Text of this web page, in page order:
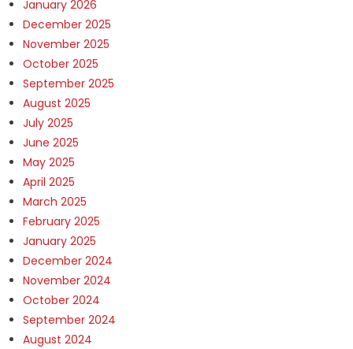
January 2026
December 2025
November 2025
October 2025
September 2025
August 2025
July 2025
June 2025
May 2025
April 2025
March 2025
February 2025
January 2025
December 2024
November 2024
October 2024
September 2024
August 2024